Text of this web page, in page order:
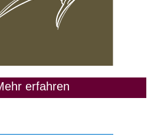
erfahren